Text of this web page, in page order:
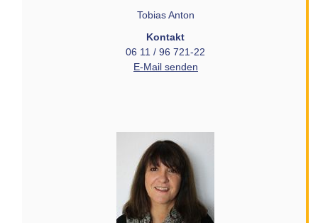
Tobias Anton
Kontakt
06 11 / 96 721-22
E-Mail senden